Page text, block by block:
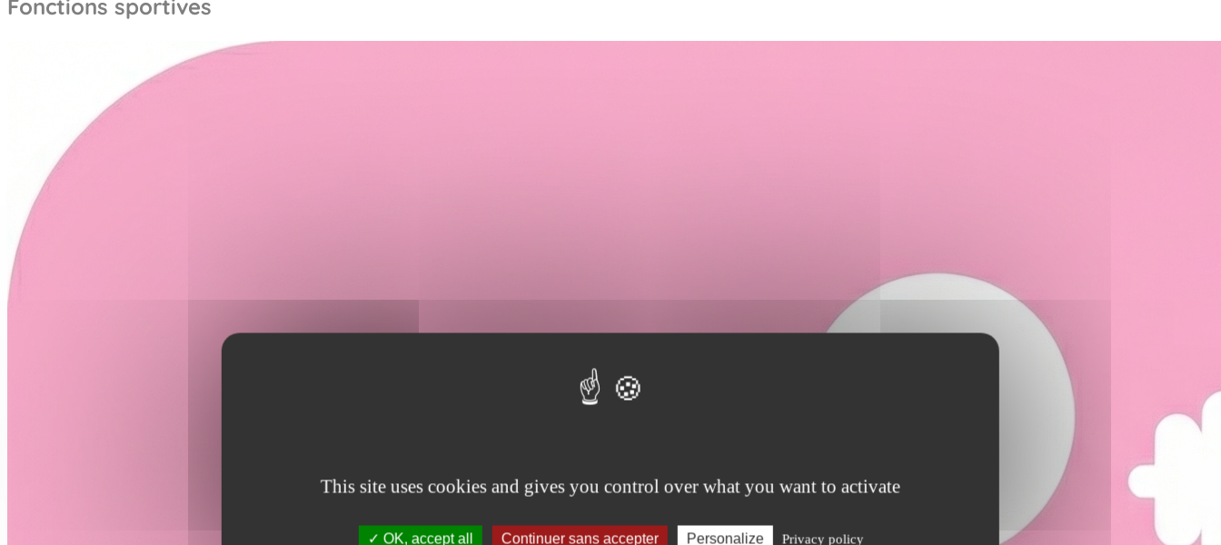
This site uses cookies and gives you control over what you want to activate
OK, accept all Continuer sans accepter Personalize Privacy policy
Fonctions sportives